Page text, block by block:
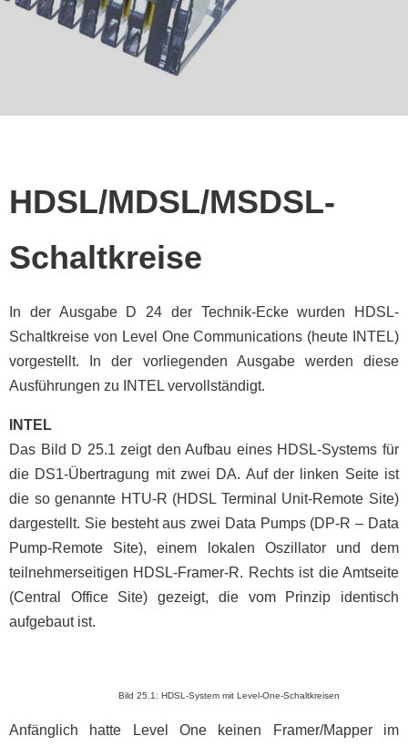
HDSL/MDSL/MSDSL-
Schaltkreise
In der Ausgabe D 24 der Technik-Ecke wurden HDSL-
Schaltkreise von Level One Communications (heute INTEL)
vorgestellt. In der vorliegenden Ausgabe werden diese
Ausführungen zu INTEL vervollständigt.
INTEL
Das Bild D 25.1 zeigt den Aufbau eines HDSL-Systems für
die DS1-Übertragung mit zwei DA. Auf der linken Seite ist
die so genannte HTU-R (HDSL Terminal Unit-Remote Site)
dargestellt. Sie besteht aus zwei Data Pumps (DP-R – Data
Pump-Remote Site), einem lokalen Oszillator und dem
teilnehmerseitigen HDSL-Framer-R. Rechts ist die Amtseite
(Central Office Site) gezeigt, die vom Prinzip identisch
aufgebaut ist.
Bild 25.1: HDSL-System mit Level-One-Schaltkreisen
Anfänglich hatte Level One keinen Framer/Mapper im